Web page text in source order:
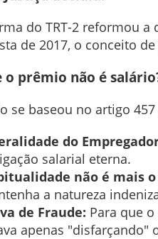
do TRT-2 reformou
de 2017, o conceito
o prêmio não é
se baseou no artigo
do
salarial eterna.
não é mais o
a natureza
de Fraude: Para que
apenas "disfarçando"